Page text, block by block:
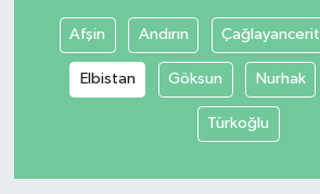
Afşin Andırın Çağlayancerit
Elbistan Göksun Nurhak
Türkoğlu